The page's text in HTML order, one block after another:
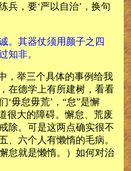
兵，要‘严以自治’，换句
。其器仗须用颜子之四
知非。
，举三个具体的事例给我
在德学上有所建树，看看
‘毋怠毋荒’，“怠”是懈
很大的障碍。懈怠、荒废
除。可是这两点确实很不
、六个人有懒惰的毛病。
怠就是懒惰。）如何对治